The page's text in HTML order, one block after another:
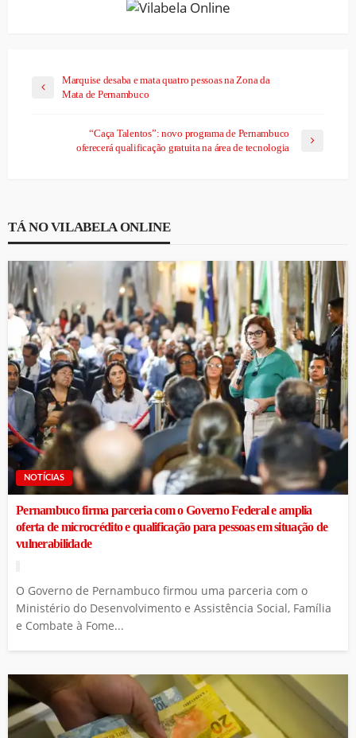
Marquise desaba e mata quatro pessoas na Zona da
Mata de Pernambuco
“Caça Talentos”: novo programa de Pernambuco
oferecerá qualificação gratuita na área de tecnologia
TÁ NO VILABELA ONLINE
NOTÍCIAS
Pernambuco firma parceria com o Governo Federal e amplia
oferta de microcrédito e qualificação para pessoas em situação de
vulnerabilidade
O Governo de Pernambuco firmou uma parceria com o
Ministério do Desenvolvimento e Assistência Social, Família
e Combate à Fome...